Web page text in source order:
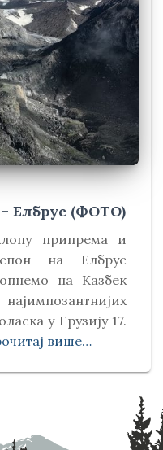
Елбрус (ФОТО)
припрема и
на Елбрус
на Kазбек
у Грузију 17.
више…